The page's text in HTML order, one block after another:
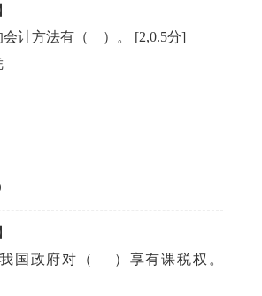
】
会计方法有（ ）。 [2,0.5分]
】
国政府对（ ）享有课税权。